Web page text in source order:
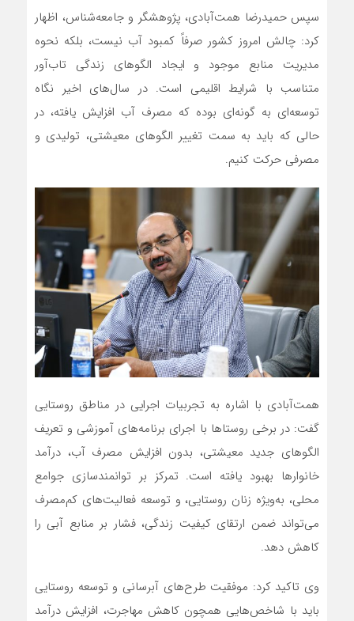
سپس حمیدرضا همت‌آبادی، پژوهشگر و جامعه‌شناس، اظهار
کرد: چالش امروز کشور صرفاً کمبود آب نیست، بلکه نحوه
مدیریت منابع موجود و ایجاد الگوهای زندگی تاب‌آور
متناسب با شرایط اقلیمی است. در سال‌های اخیر نگاه
توسعه‌ای به گونه‌ای بوده که مصرف آب افزایش یافته، در
حالی که باید به سمت تغییر الگوهای معیشتی، تولیدی و
مصرفی حرکت کنیم.
همت‌آبادی با اشاره به تجربیات اجرایی در مناطق روستایی
گفت: در برخی روستاها با اجرای برنامه‌های آموزشی و تعریف
الگوهای جدید معیشتی، بدون افزایش مصرف آب، درآمد
خانوارها بهبود یافته است. تمرکز بر توانمندسازی جوامع
محلی، به‌ویژه زنان روستایی، و توسعه فعالیت‌های کم‌مصرف
می‌تواند ضمن ارتقای کیفیت زندگی، فشار بر منابع آبی را
کاهش دهد.
وی تاکید کرد: موفقیت طرح‌های آبرسانی و توسعه روستایی
باید با شاخص‌هایی همچون کاهش مهاجرت، افزایش درآمد